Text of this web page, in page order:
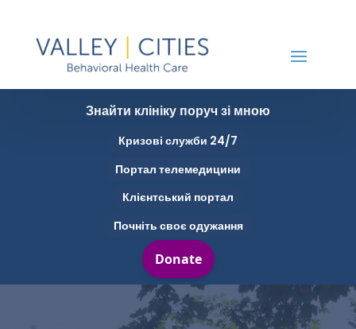
Знайти клініку поруч зі мною
Кризові служби 24/7
Портал телемедицини
Клієнтський портал
Почніть своє одужання